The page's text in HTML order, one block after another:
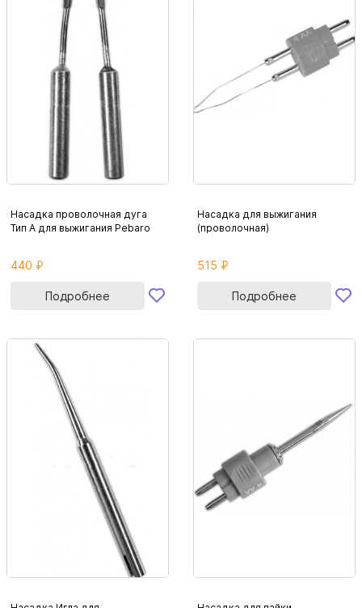
Насадка проволочная дуга
Тип А для выжигания Pebaro
440 ₽
Подробнее
Насадка для выжигания
(проволочная)
515 ₽
Подробнее